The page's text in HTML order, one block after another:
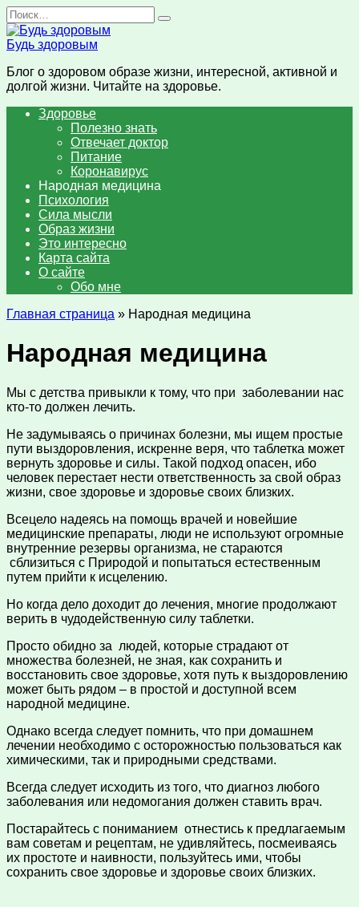
Перейти
к
содержанию
Search
for:
Будь здоровым
Блог о здоровом образе жизни, интересной, активной и
долгой жизни. Читайте на здоровье.
Здоровье
Полезно знать
Отвечает доктор
Питание
Коронавирус
Народная медицина
Психология
Сила мысли
Образ жизни
Это интересно
Карта сайта
О сайте
Обо мне
Главная страница » Народная медицина
Народная медицина
Мы с детства привыкли к тому, что при заболевании нас
кто-то должен лечить.
Не задумываясь о причинах болезни, мы ищем простые
пути выздоровления, искренне веря, что таблетка может
вернуть здоровье и силы. Такой подход опасен, ибо
человек перестает нести ответственность за свой образ
жизни, свое здоровье и здоровье своих близких.
Всецело надеясь на помощь врачей и новейшие
медицинские препараты, люди не используют огромные
внутренние резервы организма, не стараются
сблизиться с Природой и попытаться естественным
путем прийти к исцелению.
Но когда дело доходит до лечения, многие продолжают
верить в чудодейственную силу таблетки.
Просто обидно за людей, которые страдают от
множества болезней, не зная, как сохранить и
восстановить свое здоровье, хотя путь к выздоровлению
может быть рядом – в простой и доступной всем
народной медицине.
Однако всегда следует помнить, что при домашнем
лечении необходимо с осторожностью пользоваться как
химическими, так и природными средствами.
Всегда следует исходить из того, что диагноз любого
заболевания или недомогания должен ставить врач.
Постарайтесь с пониманием отнестись к предлагаемым
вам советам и рецептам, не удивляйтесь, посмеиваясь
их простоте и наивности, пользуйтесь ими, чтобы
сохранить свое здоровье и здоровье своих близких.